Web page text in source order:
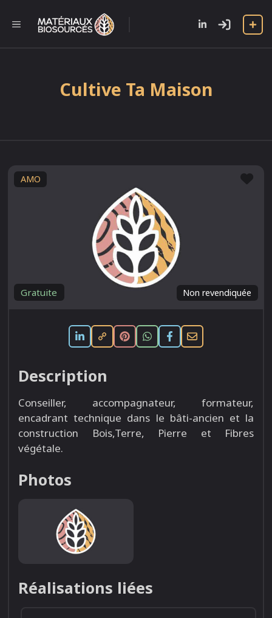
contenu
MENU
Cultive Ta Maison
Non revendiquée
Gratuite
AMO
Description
Conseiller, accompagnateur, formateur,
encadrant technique dans le bâti-ancien et la
construction Bois,Terre, Pierre et Fibres
végétale.
Photos
Réalisations liées